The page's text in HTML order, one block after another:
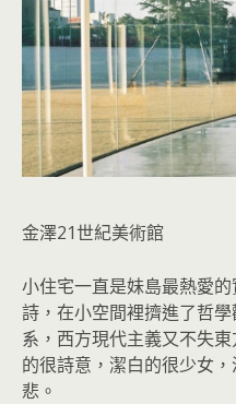
金澤21世紀美術館
小住宅一直是妹島最熱愛
詩，在小空間裡擠進了哲
系，西方現代主義又不失
的很詩意，潔白的很少女
悲。